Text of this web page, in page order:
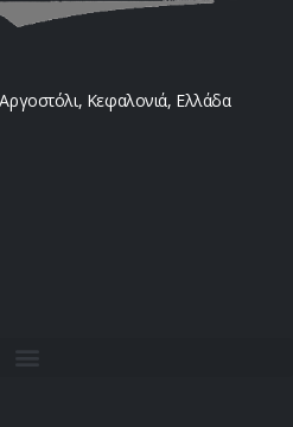
Κεφαλονιά, Ελλάδα